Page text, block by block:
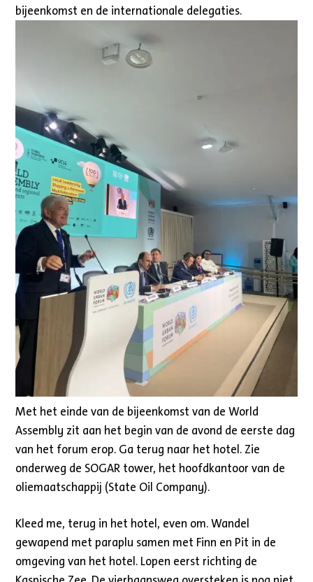
bijeenkomst en de internationale delegaties.
Met het einde van de bijeenkomst van de World
Assembly zit aan het begin van de avond de eerste dag
van het forum erop. Ga terug naar het hotel. Zie
onderweg de SOGAR tower, het hoofdkantoor van de
oliemaatschappij (State Oil Company).
Kleed me, terug in het hotel, even om. Wandel
gewapend met paraplu samen met Finn en Pit in de
omgeving van het hotel. Lopen eerst richting de